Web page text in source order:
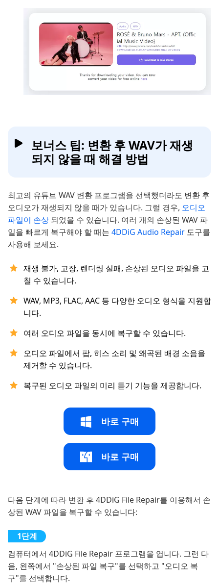
보너스 팁: 변환 후 WAV가 재생
되지 않을 때 해결 방법
최고의 유튜브 WAV 변환 프로그램을 선택했더라도 변환 후
오디오가 재생되지 않을 때가 있습니다. 그럴 경우, 오디오
파일이 손상 되었을 수 있습니다. 여러 개의 손상된 WAV 파
일을 빠르게 복구해야 할 때는 4DDiG Audio Repair 도구를
사용해 보세요.
재생 불가, 고장, 렌더링 실패, 손상된 오디오 파일을 고
칠 수 있습니다.
WAV, MP3, FLAC, AAC 등 다양한 오디오 형식을 지원합
니다.
여러 오디오 파일을 동시에 복구할 수 있습니다.
오디오 파일에서 팝, 히스 소리 및 왜곡된 배경 소음을
제거할 수 있습니다.
복구된 오디오 파일의 미리 듣기 기능을 제공합니다.
바로 구매
바로 구매
다음 단계에 따라 변환 후 4DDiG File Repair를 이용해서 손
상된 WAV 파일을 복구할 수 있습니다:
컴퓨터에서 4DDiG File Repair 프로그램을 엽니다. 그런 다
음, 왼쪽에서 "손상된 파일 복구"를 선택하고 "오디오 복
구"를 선택합니다.